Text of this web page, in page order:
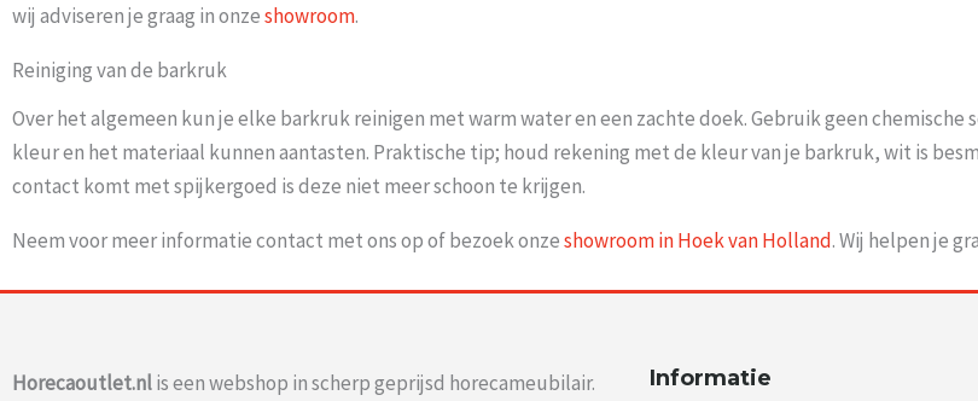
wij adviseren je graag in onzeshowroom.
Reiniging van de barkruk
Over het algemeen kun je elke barkruk reinigen met warm water en een zachte doek. Gebruik geen
kleur en het materiaal kunnen aantasten. Praktische tip; houd rekening met de kleur van je barkruk, wit is
contact komt met spijkergoed is deze niet meer schoon te krijgen.
Neem voor meer informatie contact met ons op of bezoek onzeshowroom in Hoek van Holland. Wij helpen je
Horecaoutlet.nlis een webshop in scherp geprijsd horecameubilair.
Informatie